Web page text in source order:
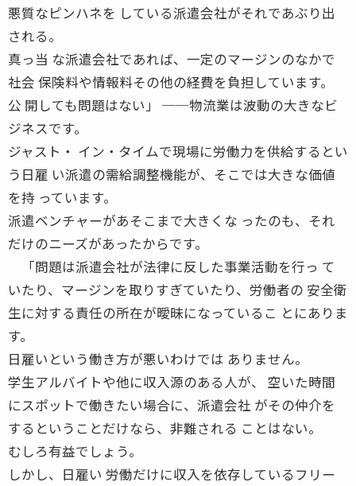
悪質なピンハネを している派遣会社がそれであぶり出
される。
真っ当 な派遣会社であれば、一定のマージンのなかで
社会 保険料や情報料その他の経費を負担しています。
公 開しても問題はない」 ──物流業は波動の大きなビ
ジネスです。
ジャスト・ イン・タイムで現場に労働力を供給するとい
う日雇 い派遣の需給調整機能が、そこでは大きな価値
を持 っています。
派遣ベンチャーがあそこまで大きくな ったのも、それ
だけのニーズがあったからです。
「問題は派遣会社が法律に反した事業活動を行っ て
いたり、マージンを取りすぎていたり、労働者の 安全衛
生に対する責任の所在が曖昧になっているこ とにありま
す。
日雇いという働き方が悪いわけでは ありません。
学生アルバイトや他に収入源のある人が、 空いた時間
にスポットで働きたい場合に、派遣会社 がその仲介を
するということだけなら、非難される ことはない。
むしろ有益でしょう。
しかし、日雇い 労働だけに収入を依存しているフリー